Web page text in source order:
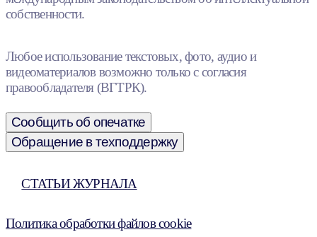
собственности.
Любое использование текстовых, фото, аудио и
видеоматериалов возможно только с согласия
правообладателя (ВГТРК).
Сообщить об опечатке
Обращение в техподдержку
СТАТЬИ ЖУРНАЛА
Политика обработки файлов cookie